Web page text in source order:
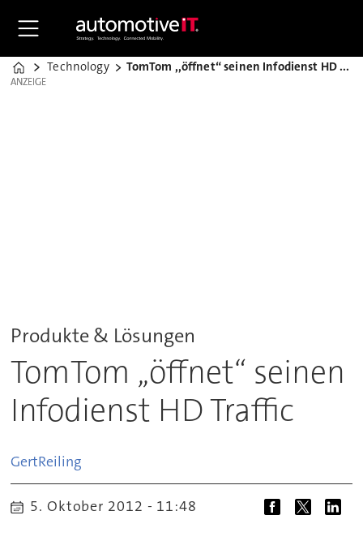
Home
Technology TomTom ,,öffnet“ seinen Infodienst HD Traffic
ANZEIGE
ANZEIGE
Produkte & Lösungen
TomTom ,,öffnet“ seinen
Infodienst HD Traffic
GertReiling
5. Oktober 2012 - 11:48